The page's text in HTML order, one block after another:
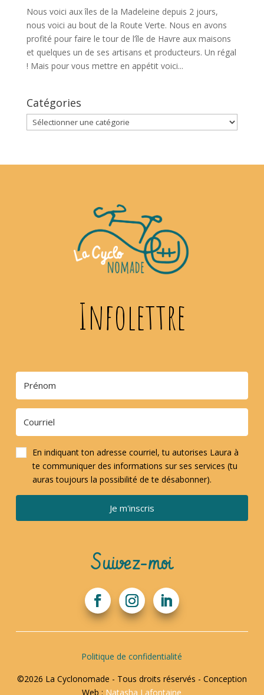
Nous voici aux îles de la Madeleine depuis 2 jours,
nous voici au bout de la Route Verte. Nous en avons
profité pour faire le tour de l’île de Havre aux maisons
et quelques un de ses artisans et producteurs. Un régal
! Mais pour vous mettre en appétit voici...
Catégories
Catégories
Infolettre
En indiquant ton adresse courriel, tu autorises Laura à
te communiquer des informations sur ses services (tu
auras toujours la possibilité de te désabonner).
Je m'inscris
Suivez-moi
Politique de confidentialité
©2026 La Cyclonomade - Tous droits réservés - Conception
Web : Natasha Lafontaine